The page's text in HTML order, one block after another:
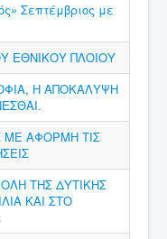
Σεπτέμβριος με
ΕΘΝΙΚΟΥ ΠΛΟΙΟΥ
Η ΑΠΟΚΑΛΥΨΗ
ΜΕ ΑΦΟΡΜΗ ΤΙΣ
ΤΗΣ ΔΥΤΙΚΗΣ
ΚΑΙ ΣΤΟ